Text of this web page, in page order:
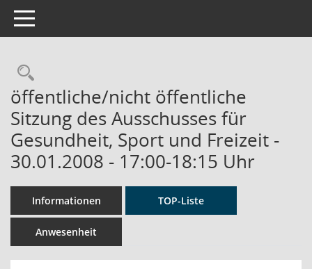
Toggle navigation
Rechercheauswahl
öffentliche/nicht öffentliche
Sitzung des Ausschusses für
Gesundheit, Sport und Freizeit -
30.01.2008 - 17:00-18:15 Uhr
Informationen TOP-Liste
Anwesenheit